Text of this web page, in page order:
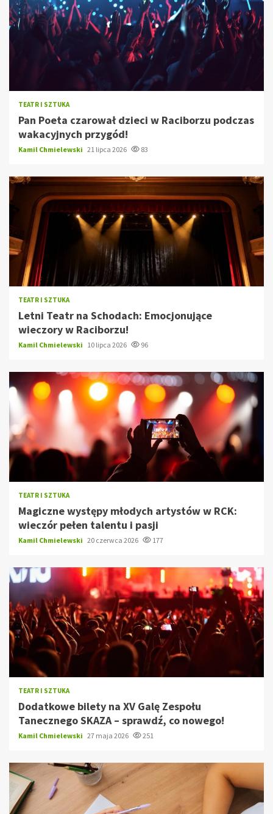
TEATR I SZTUKA
Pan Poeta czarował dzieci w Raciborzu podczas
wakacyjnych przygód!
Kamil Chmielewski 21 lipca 2026 83
TEATR I SZTUKA
Letni Teatr na Schodach: Emocjonujące
wieczory w Raciborzu!
Kamil Chmielewski 10 lipca 2026 96
TEATR I SZTUKA
Magiczne występy młodych artystów w RCK:
wieczór pełen talentu i pasji
Kamil Chmielewski 20 czerwca 2026 177
TEATR I SZTUKA
Dodatkowe bilety na XV Galę Zespołu
Tanecznego SKAZA – sprawdź, co nowego!
Kamil Chmielewski 27 maja 2026 251